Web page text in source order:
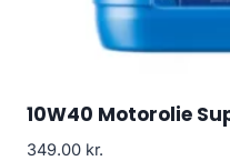
10W40 Motorolie
349.00 kr.